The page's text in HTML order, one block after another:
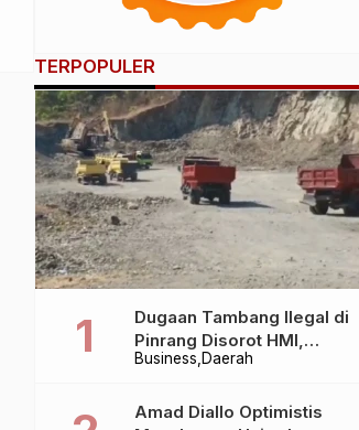
TERPOPULER
Business Daerah
Dugaan Tambang Ilegal di
Pinrang Disorot HMI,
Dampak Lingkungan Jadi
Amad Diallo Optimistis